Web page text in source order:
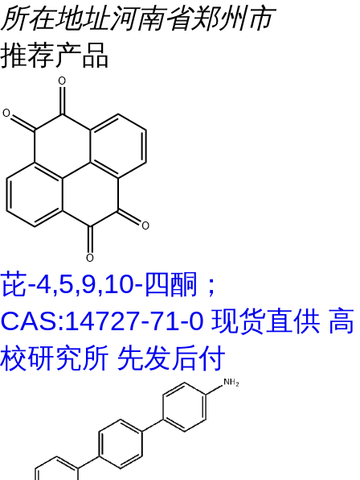
所在地址河南省郑州市
推荐产品
芘-4,5,9,10-四酮；
CAS:14727-71-0 现货直供 高
校研究所 先发后付